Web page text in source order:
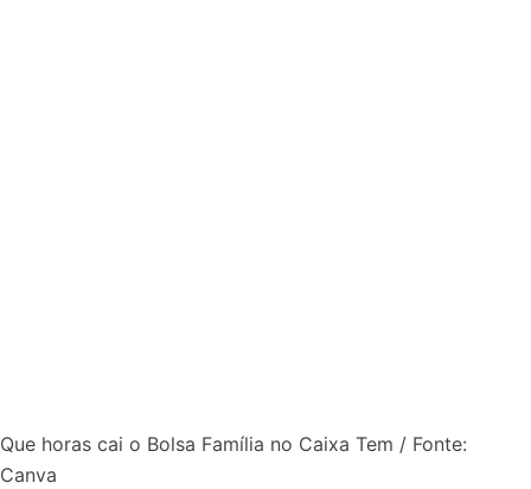
Que horas cai o Bolsa Família no Caixa Tem / Fonte:
Canva